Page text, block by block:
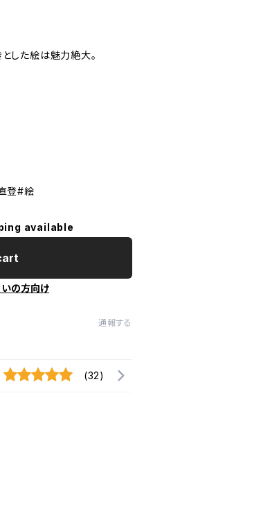
した絵は魅力絶大。
登#絵
available
の方向け
通報する
(32)